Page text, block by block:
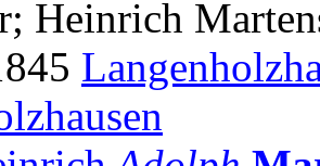
Heinrich